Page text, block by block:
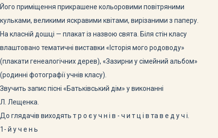
Його приміщення прикрашене кольоровими повітряними
кульками, великими яскравими квітами, вирізаними з паперу.
На класній дошці — плакат із назвою свята. Біля стін класу
влаштовано тематичні виставки «Історія мого родоводу»
(плакати генеалогічних дерев), «Зазирни у сімейний альбом»
(родинні фотографії учнів класу).
Звучить запис пісні «Батьківський дім» у виконанні
Л. Лещенка.
До глядачів виходять т р о є у ч н і в - ч и т ц і в та в е д у ч і.
1- й у ч е н ь